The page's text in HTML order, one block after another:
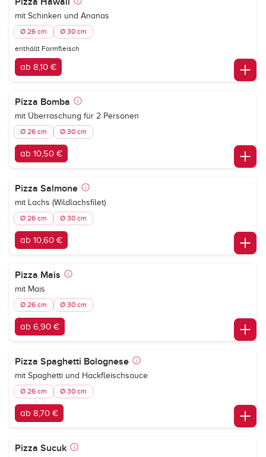
mit Schinken und Ananas
Ø 26 cm Ø 30 cm
enthällt Formfleisch
ab 8,10 €
Pizza Bomba
mit Überraschung für 2 Personen
Ø 26 cm Ø 30 cm
ab 10,50 €
Pizza Salmone
mit Lachs (Wildlachsfilet)
Ø 26 cm Ø 30 cm
ab 10,60 €
Pizza Mais
mit Mais
Ø 26 cm Ø 30 cm
ab 6,90 €
Pizza Spaghetti Bolognese
mit Spaghetti und Hackfleischsauce
Ø 26 cm Ø 30 cm
ab 8,70 €
Pizza Sucuk